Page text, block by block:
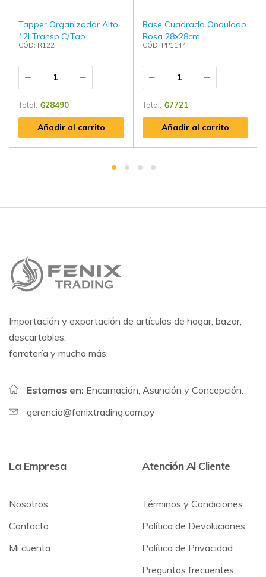
Tapper Organizador Alto
12l Transp.C/Tap
CÓD: R122
Total: ₲28490
Añadir al carrito
Base Cuadrado Ondulado
Rosa 28x28cm
CÓD: PP1144
Total: ₲7721
Añadir al carrito
Importación y exportación de artículos de hogar, bazar,
descartables,
ferretería y mucho más.
Estamos en: Encarnación, Asunción y Concepción.
gerencia@fenixtrading.com.py
La Empresa
Nosotros
Contacto
Mi cuenta
Atención Al Cliente
Términos y Condiciones
Política de Devoluciones
Política de Privacidad
Preguntas frecuentes